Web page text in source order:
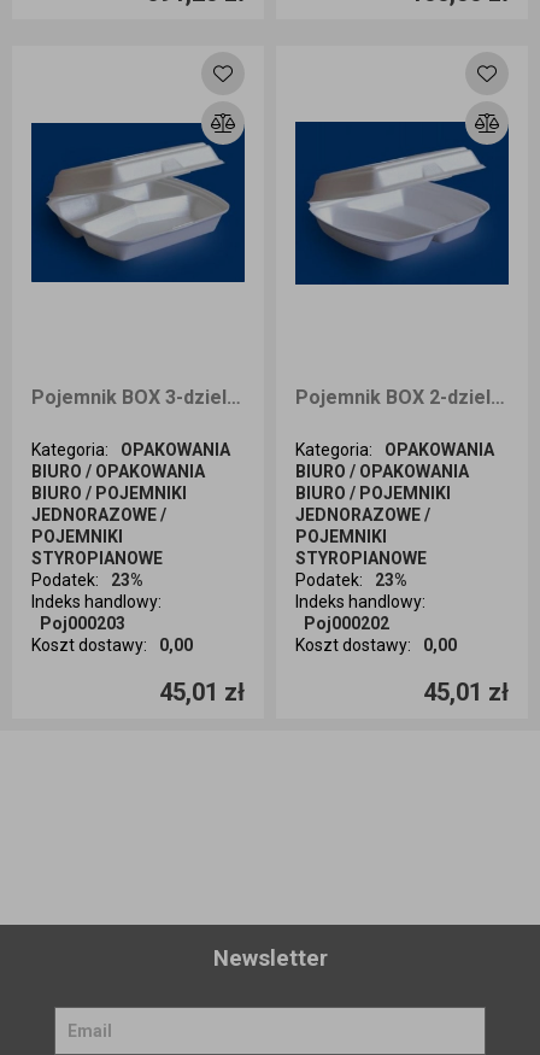
Pojemnik BOX 3-dzielny A`100
Kategoria:
OPAKOWANIA
BIURO / OPAKOWANIA
BIURO / POJEMNIKI
JEDNORAZOWE /
POJEMNIKI
STYROPIANOWE
Podatek:
23%
Indeks handlowy:
Poj000203
Koszt dostawy: 0,00
45,01 zł
Ilość sztuk
Pojemnik BOX 2-dzielny A`100
Kategoria:
OPAKOWANIA
BIURO / OPAKOWANIA
BIURO / POJEMNIKI
JEDNORAZOWE /
POJEMNIKI
STYROPIANOWE
Podatek:
23%
Indeks handlowy:
Poj000202
Koszt dostawy: 0,00
45,01 zł
Ilość sztuk
Newsletter